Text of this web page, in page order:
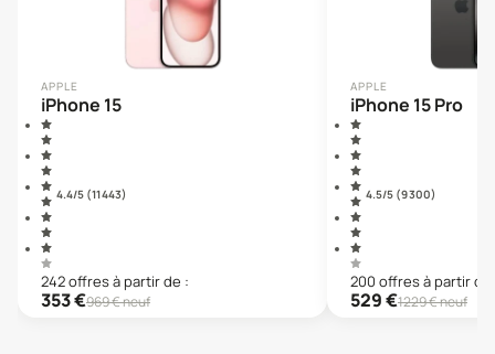
APPLE
iPhone 15
4.4/5 (11 443)
242offresà partir de :
353€969€ neuf
APPLE
iPhone 15 Pro
4.5/5 (9 300)
200 offresà partir de
529€1229€ neuf